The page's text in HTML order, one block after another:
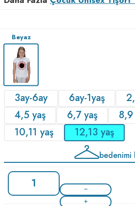
Beyaz
3ay-6ay 6ay-1yaş
4,5 yaş
6,7 yaş
8,9
10,11 yaş
12,13 yaş
bedenimi